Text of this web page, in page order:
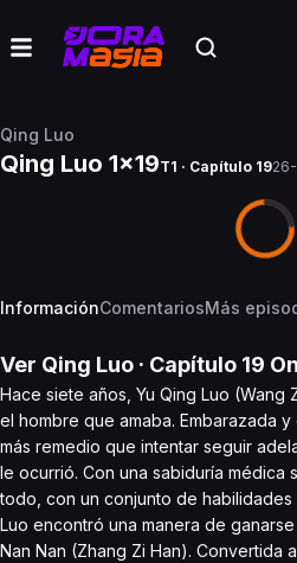
Qing Luo
Qing Luo 1x19T1 · Capítulo 19
InformaciónComentariosMás
Ver Qing Luo · Capítulo 19
Hace siete años, Yu Qing Luo
el hombre que amaba. Embarazada
más remedio que intentar seguir
le ocurrió. Con una sabiduría médica
todo, con un conjunto de
Luo encontró una manera de
Nan Nan (Zhang Zi Han). Convertida